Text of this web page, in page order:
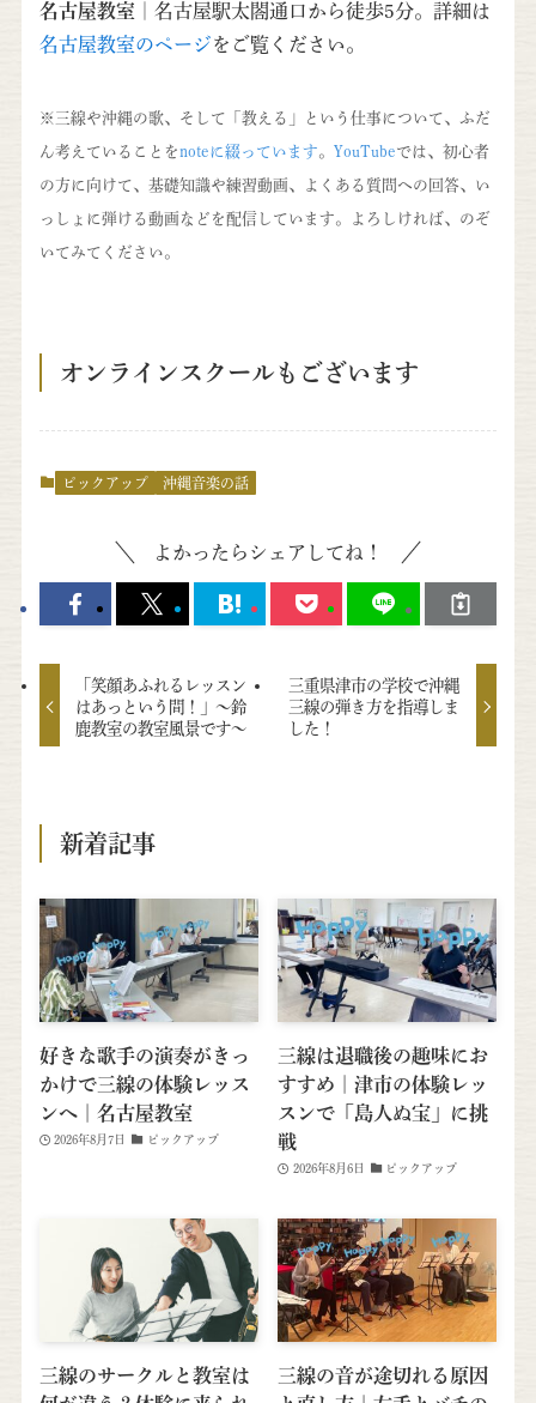
名古屋教室 ｜名古屋駅太閤通口から徒歩5分。詳細は
名古屋教室のページをご覧ください。
※三線や沖縄の歌、そして「教える」という仕事について、ふだ
ん考えていることをnoteに綴っています。 YouTubeでは、初心者
の方に向けて、基礎知識や練習動画、よくある質問への回答、い
っしょに弾ける動画などを配信しています。よろしければ、のぞ
いてみてください。
オンラインスクールもございます
ピックアップ 沖縄音楽の話
よかったらシェアしてね！
「笑顔あふれるレッスン
はあっという間！」～鈴
鹿教室の教室風景です～
三重県津市の学校で沖縄
三線の弾き方を指導しま
した！
新着記事
好きな歌手の演奏がきっ
かけで三線の体験レッス
ンへ｜名古屋教室
2026年8月7日 ピックアップ
三線は退職後の趣味にお
すすめ｜津市の体験レッ
スンで「島人ぬ宝」に挑
戦
2026年8月6日 ピックアップ
三線のサークルと教室は
三線の音が途切れる原因